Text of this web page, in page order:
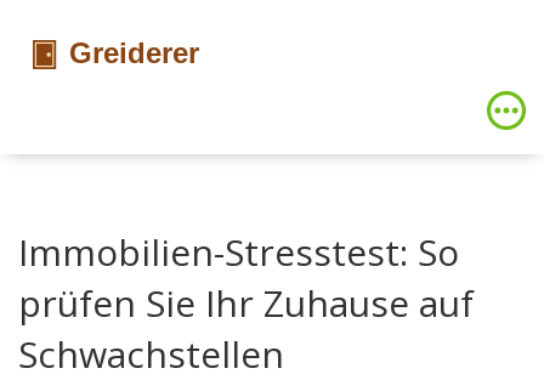
Immobilien-Stresstest: So
prüfen Sie Ihr Zuhause auf
Schwachstellen